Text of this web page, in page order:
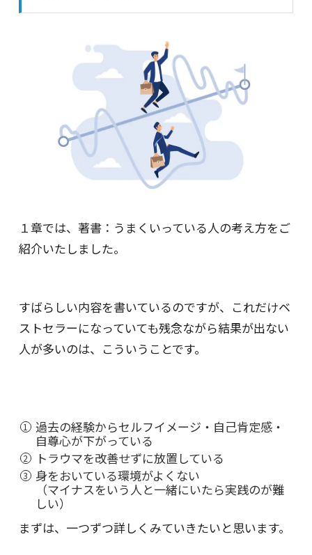
１章では、著書：うまくいっている人の考え方をご
紹介いたしました。
すばらしい内容を書いているのですが、これだけベ
ストセラーになっていても残念ながら結果が出ない
人が多いのは、こういうことです。
過去の経験からセルフイメージ・自己肯定感・
自尊心が下がっている
トラウマを改善せずに放置している
身をおいている環境がよくない
（マイナスをいう人と一緒にいたら実践のが難
しい）
まずは、一つずつ詳しくみていきたいと思います。